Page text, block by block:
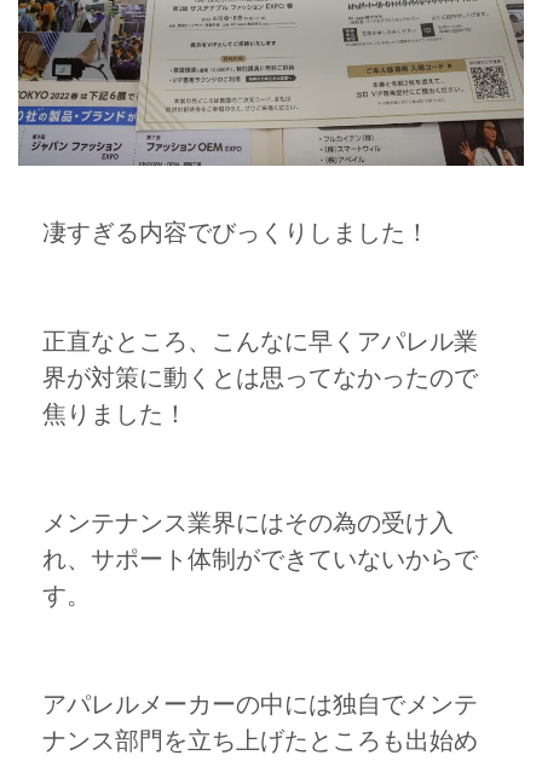
凄すぎる内容でびっくりしました！
正直なところ、こんなに早くアパレル業
界が対策に動くとは思ってなかったので
焦りました！
メンテナンス業界にはその為の受け入
れ、サポート体制ができていないからで
す。
アパレルメーカーの中には独自でメンテ
ナンス部門を立ち上げたところも出始め